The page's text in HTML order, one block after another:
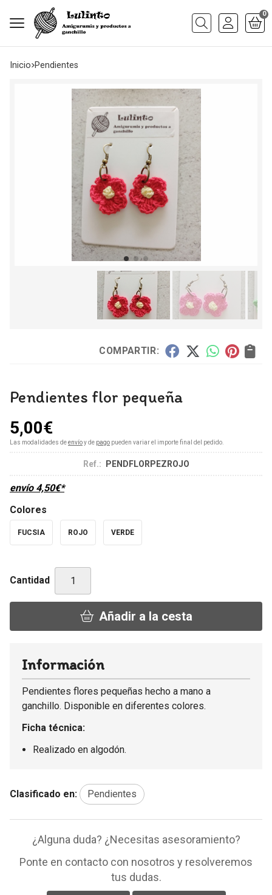
Buscar
0
Inicio pendientes
COMPARTIR:
Pendientes flor pequeña
5,00€
Las modalidades deenvíoy de pago pueden variar el importe final del pedido.
Ref.: PENDFLORPEZROJO
envío 4,50€*
Colores
FUCSIA ROJO VERDE
Cantidad
Añadir a la cesta
Información
Pendientes flores pequeñas hecho a mano a
ganchillo. Disponible en diferentes colores.
Ficha técnica:
Realizado en algodón.
Clasificado en: Pendientes
¿Alguna duda? ¿Necesitas asesoramiento?
Ponte en contacto con nosotros y resolveremos
tus dudas.